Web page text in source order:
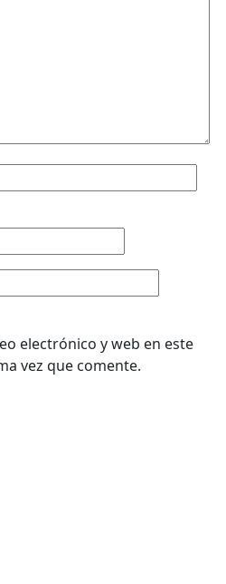
electrónico y web en este
vez que comente.